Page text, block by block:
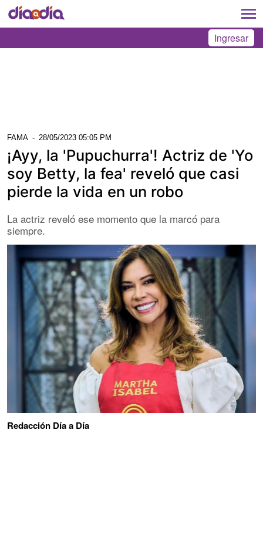
Ingresar
FAMA - 28/05/2023 05:05 PM
¡Ayy, la 'Pupuchurra'! Actriz de 'Yo
soy Betty, la fea' reveló que casi
pierde la vida en un robo
La actriz reveló ese momento que la marcó para
siempre.
Redacción Día a Día